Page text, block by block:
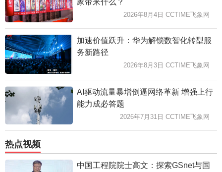
家带来什么？
2026年8月4日 CCTIME飞象网
加速价值跃升：华为解锁数智化转型服
务新路径
2026年8月3日 CCTIME飞象网
AI驱动流量暴增倒逼网络革新 增强上行
能力成必答题
2026年7月31日 CCTIME飞象网
热点视频
中国工程院院士高文：探索GSnet与国